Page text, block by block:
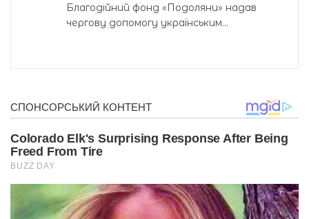
Благодійний фонд «Подоляни» надав
чергову допомогу українським...